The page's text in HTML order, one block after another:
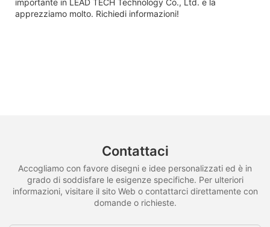
apprezziamo molto. Richiedi informazioni!
Contattaci
Accogliamo con favore disegni e idee personalizzati ed è in
grado di soddisfare le esigenze specifiche. Per ulteriori
informazioni, visitare il sito Web o contattarci direttamente con
domande o richieste.